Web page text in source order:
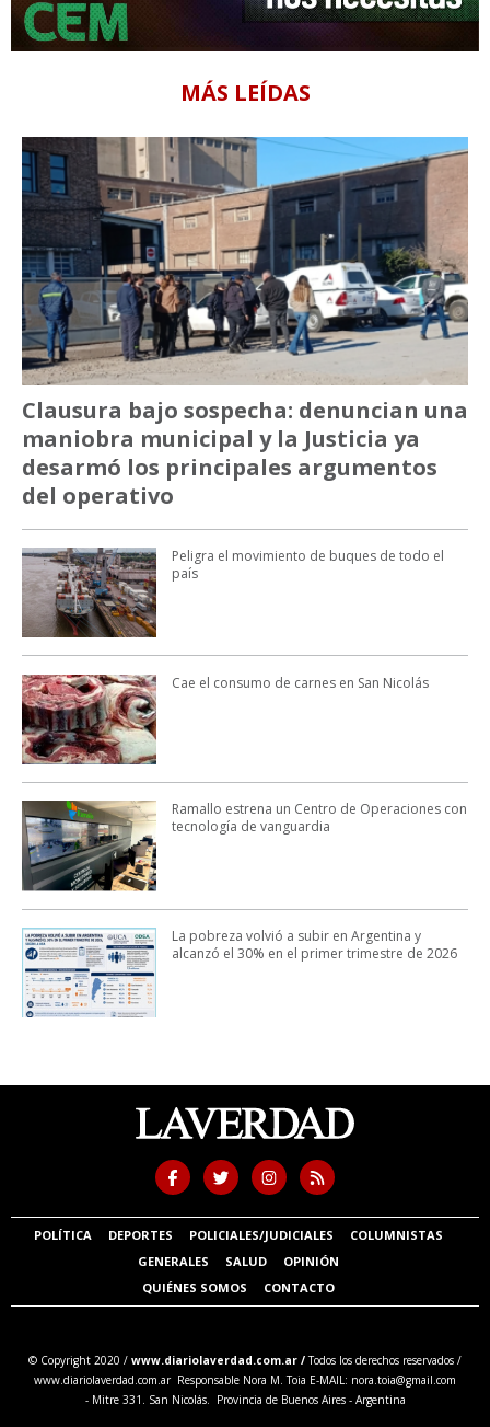
MÁS LEÍDAS
Clausura bajo sospecha: denuncian una
maniobra municipal y la Justicia ya
desarmó los principales argumentos
del operativo
Peligra el movimiento de buques de todo el
país
Cae el consumo de carnes en San Nicolás
Ramallo estrena un Centro de Operaciones con
tecnología de vanguardia
La pobreza volvió a subir en Argentina y
alcanzó el 30% en el primer trimestre de 2026
POLÍTICA DEPORTES POLICIALES/JUDICIALES
COLUMNISTAS
GENERALES
SALUD
OPINIÓN
QUIÉNES SOMOS
CONTACTO
© Copyright 2020 / www.diariolaverdad.com.ar /Todos los derechos reservados /
www.diariolaverdad.com.ar Responsable Nora M. Toia E-MAIL: nora.toia@gmail.com
- Mitre 331. San Nicolás. Provincia de Buenos Aires - Argentina